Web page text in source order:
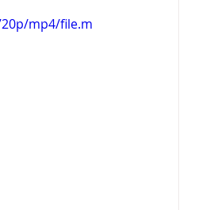
mp4/file.m